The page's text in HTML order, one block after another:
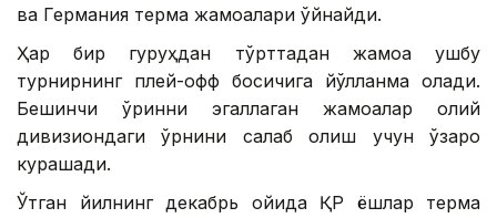
ва Германия терма жамоалари ўйнайди.
Ҳар бир гуруҳдан тўрттадан жамоа ушбу
турнирнинг плей-офф босқичига йўлланма олади.
Бешинчи ўринни эгаллаган жамоалар олий
дивизиондаги ўрнини сақлаб қолиш учун ўзаро
курашади.
Ўтган йилнинг декабрь ойида ҚР ёшлар терма